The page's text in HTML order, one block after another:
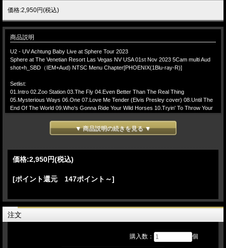
価格:2,950円(税込)
商品説明
U2 - UV Achtung Baby Live at Sphere Tour 2023
Sphere at The Venetian Resort Las Vegas NV USA 01st Nov 2023 5Cam multi Aud
shot+h_SBD（IEM+Aud) NTSC Menu Chapter[PHOENIX(1Blu-ray-R)]
Setlist:
01.Intro 02.Zoo Station 03.The Fly 04.Even Better Than The Real Thing
05.Mysterious Ways 06.One 07.Love Me Tender (Elvis Presley cover) 08.Until The
End Of The World 09.Who's Gonna Ride Your Wild Horses 10.Tryin' To Throw Your
cover) 13.Desire 14.Angel Of Harlem 15.Like A Rolling Stone (Bob Dylan cover)
16.Love Rescue Me 17.Acrobat 18.So Cruel 19.Ultra Violet (Light My Way) 20.Love
The Streets Have No Name 28.With Or Without You 29.Beautiful Day/Gloria
30.Ending
U2 - UV Achtung Baby Live at Sphere Tour 2023 11月1日Sphere at The Venetian
にもLEDディスプレイが全体に配置されまるで夢の世界にいるような錯覚が感じら
れ会場全体を包み込むグラフィックはまさに現実離れしておりPVを見ているかの
し替えられておりオフィシャルレベルで楽しめる2023年U2コンサート作品では、
▼ 商品説明の続きを見る ▼
価格:2,950円(税込)
[ポイント還元 147ポイント～]
注文
購入数： 個